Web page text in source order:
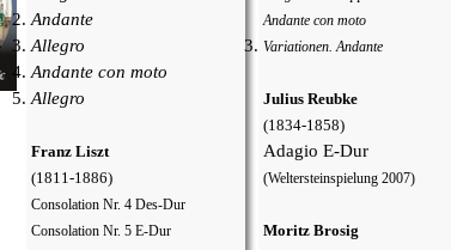
Andante
Allegro
Andante con moto
Allegro
Franz Liszt
(1811-1886)
Consolation Nr. 4 Des-Dur
Consolation Nr. 5 E-Dur
Andante con moto
Variationen. Andante
Julius Reubke
(1834-1858)
Adagio E-Dur
(Weltersteinspielung 2007)
Moritz Brosig